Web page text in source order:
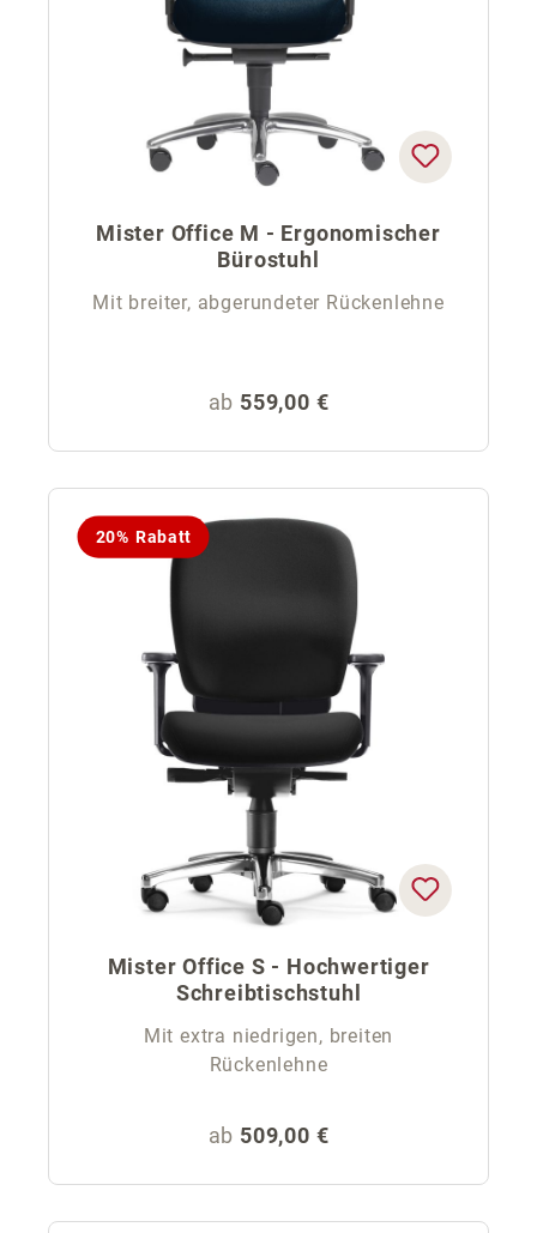
Mister Office M - Ergonomischer
Bürostuhl
Mit breiter, abgerundeter Rückenlehne
Regulärer Preis:
ab 559,00 €
20% Rabatt
Mister Office S - Hochwertiger
Schreibtischstuhl
Mit extra niedrigen, breiten
Rückenlehne
Regulärer Preis:
ab 509,00 €